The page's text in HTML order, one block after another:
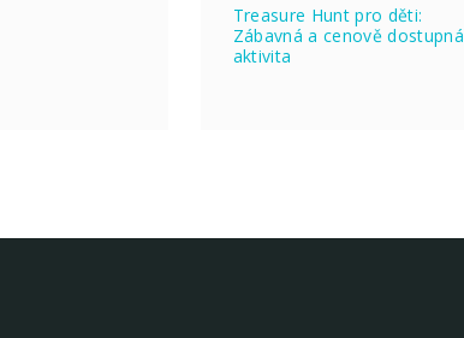
Treasure Hunt pro děti:
Zábavná a cenově dostupná
aktivita